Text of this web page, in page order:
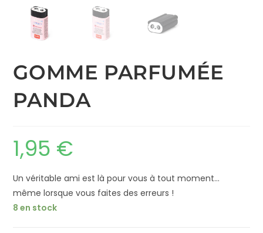
GOMME PARFUMÉE
PANDA
1,95 €
Un véritable ami est là pour vous à tout moment…
même lorsque vous faites des erreurs !
8 en stock